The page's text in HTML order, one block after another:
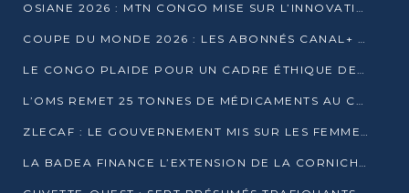
OSIANE 2026 : MTN CONGO MISE SUR L’INNOVATION POUR RELEVER LES DÉFIS AFRICAINS
COUPE DU MONDE 2026 : LES ABONNÉS CANAL+ AU CONGO DÉÇUS À QUELQUES JOURS DU COUP D’ENVOI
LE CONGO PLAIDE POUR UN CADRE ÉTHIQUE DE L’INTELLIGENCE ARTIFICIELLE À DAKAR
L’OMS REMET 25 TONNES DE MÉDICAMENTS AU CONGO POUR RENFORCER LA RIPOSTE AUX ÉPIDÉMIES
ZLECAF : LE GOUVERNEMENT MIS SUR LES FEMMES ENTREPRENEURES
LA BADEA FINANCE L’EXTENSION DE LA CORNICHE SUD DE BRAZZAVILLE